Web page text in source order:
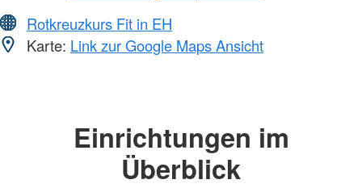
Rotkreuzkurs Fit in EH
Karte: Link zur Google Maps Ansicht
Einrichtungen im
Überblick